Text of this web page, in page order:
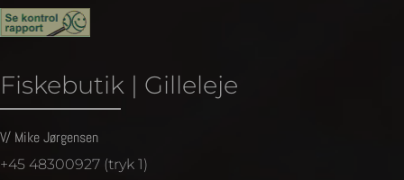
Fiskebutik | Gilleleje
V/ Mike Jørgensen
+45 48300927 (tryk 1)